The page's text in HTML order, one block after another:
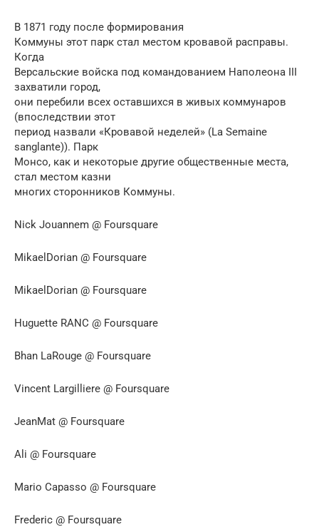
В 1871 году после формирования
Коммуны этот парк стал местом кровавой расправы.
Когда
Версальские войска под командованием Наполеона III
захватили город,
они перебили всех оставшихся в живых коммунаров
(впоследствии этот
период назвали «Кровавой неделей» (La Semaine
sanglante)). Парк
Монсо, как и некоторые другие общественные места,
стал местом казни
многих сторонников Коммуны.
Nick Jouannem @ Foursquare
MikaelDorian @ Foursquare
MikaelDorian @ Foursquare
Huguette RANC @ Foursquare
Bhan LaRouge @ Foursquare
Vincent Largilliere @ Foursquare
JeanMat @ Foursquare
Ali @ Foursquare
Mario Capasso @ Foursquare
Frederic @ Foursquare